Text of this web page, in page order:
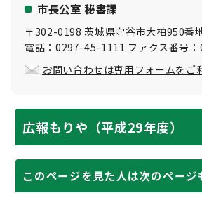
市長公室 秘書課
〒302-0198 茨城県守谷市大柏950番
電話：0297-45-1111 ファクス番号
お問い合わせは専用フォームをご
広報もりや（平成29年度）
このページを見た人は次のページ